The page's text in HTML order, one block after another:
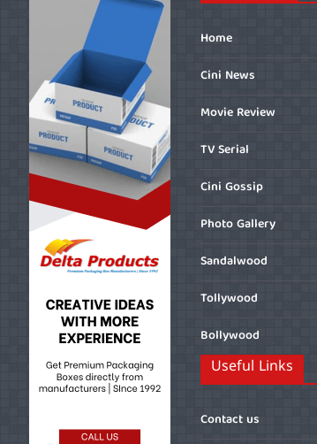
Home
Cini News
Movie Review
TV Serial
Cini Gossip
Photo Gallery
Sandalwood
Tollywood
Bollywood
Useful Links
Contact us